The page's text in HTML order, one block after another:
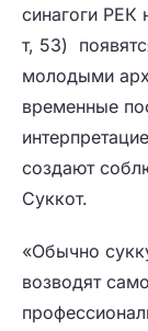
синагоги РЕК
т, 53)
молодыми
временные
создают
Суккот.
«Обычно
возводят